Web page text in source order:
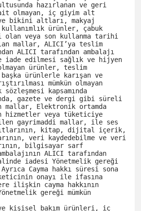
hazırlanan ve geri
olmayan, iç giyim alt
bikini altları, makyaj
ürünler, çabuk
olan veya son kullanma tarihi
mallar, ALICI’ya teslim
ALICI tarafından ambalajı
iade edilmesi sağlık ve hijyen
ürünler, teslim
ürünlerle karışan ve
mümkün olmayan
kapsamında
gazete ve dergi gibi süreli
Elektronik ortamda
hizmetler veya tüketiciye
gayrimaddi mallar, ile ses
kitap, dijital içerik,
veri kaydedebilme ve veri
bilgisayar sarf
ALICI tarafından
iadesi Yönetmelik gereği
Cayma hakkı süresi sona
onayı ile ifasına
ilişkin cayma hakkının
gereği mümkün